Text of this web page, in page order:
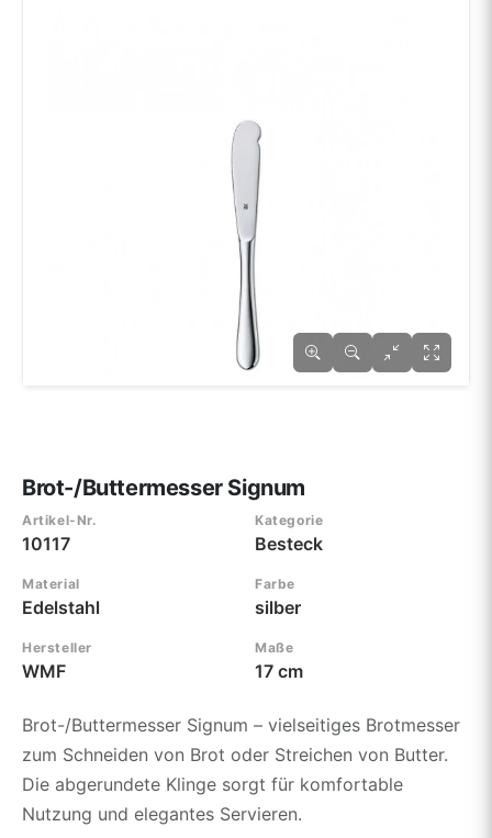
Brot-/Buttermesser Signum
Artikel-Nr.
10117
Kategorie
Besteck
Material
Edelstahl
Farbe
silber
Hersteller
WMF
Maße
17 cm
Brot-/Buttermesser Signum – vielseitiges Brotmesser
zum Schneiden von Brot oder Streichen von Butter.
Die abgerundete Klinge sorgt für komfortable
Nutzung und elegantes Servieren.